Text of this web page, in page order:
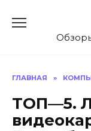
содержанию
ГЛАВНАЯ »
ТОП—5.